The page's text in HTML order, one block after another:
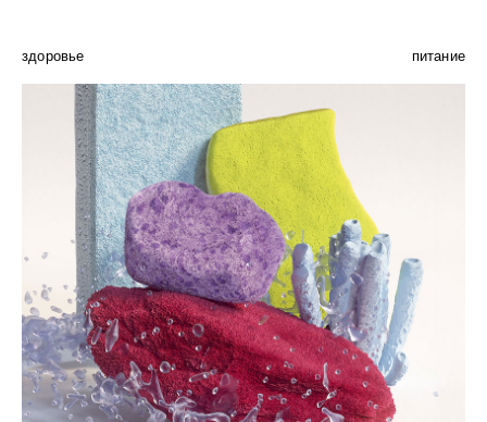
здоровье питание